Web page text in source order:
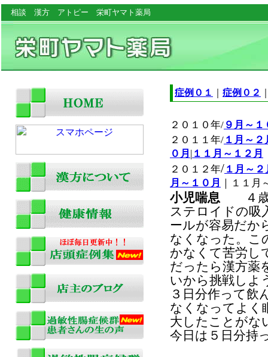
相談 漢方 アトピー 栄町ヤマト薬局
症例０１ 症例０２
２０１０年/ ９月～１
２０１１年/ １月～２
０月 | １１月～１２月
２０１２年/ １月～２
月～１０月
｜１１月
小児喘息 ４歳
ステロイドの吸
ールが容易だか
なくなった。こ
かなくて苦労し
だったら漢方薬
いから挑戦しよ
３日分作って飲
なくなってよく
大したことがな
今日は５日分持